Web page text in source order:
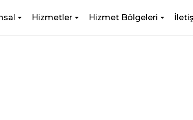
Hizmetler Hizmet Bölgeleri